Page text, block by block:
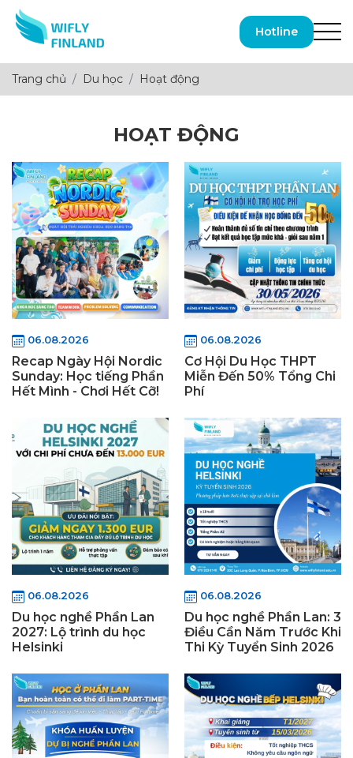
Hotline
Trang chủ Du học Hoạt động
HOẠT ĐỘNG
06.08.2026
Recap Ngày Hội Nordic
Sunday: Học tiếng Phần
Hết Mình - Chơi Hết Cỡ!
06.08.2026
Cơ Hội Du Học THPT
Miễn Đến 50% Tổng Chi
Phí
06.08.2026
Du học nghề Phần Lan
2027: Lộ trình du học
Helsinki
06.08.2026
Du học nghề Phần Lan: 3
Điều Cần Năm Trước Khi
Thi Kỳ Tuyển Sinh 2026